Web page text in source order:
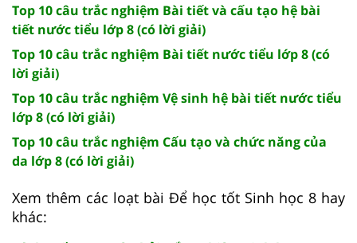
Top 10 câu trắc nghiệm Bài tiết và cấu tạo hệ bài
tiết nước tiểu lớp 8 (có lời giải)
Top 10 câu trắc nghiệm Bài tiết nước tiểu lớp 8 (có
lời giải)
Top 10 câu trắc nghiệm Vệ sinh hệ bài tiết nước tiểu
lớp 8 (có lời giải)
Top 10 câu trắc nghiệm Cấu tạo và chức năng của
da lớp 8 (có lời giải)
Xem thêm các loạt bài Để học tốt Sinh học 8 hay
khác: